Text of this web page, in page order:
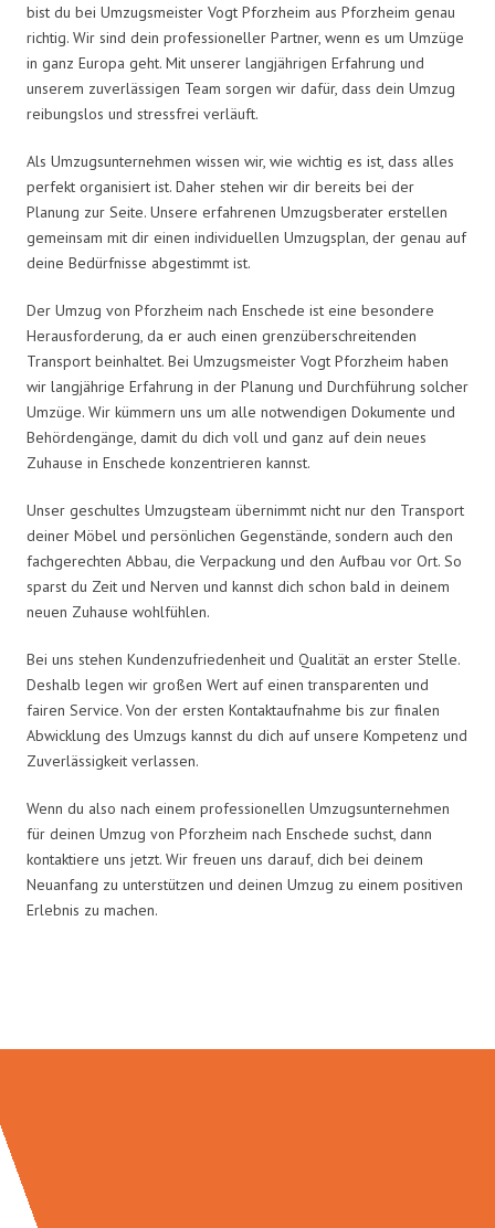
bist du bei Umzugsmeister Vogt Pforzheim aus Pforzheim genau
richtig. Wir sind dein professioneller Partner, wenn es um Umzüge
in ganz Europa geht. Mit unserer langjährigen Erfahrung und
unserem zuverlässigen Team sorgen wir dafür, dass dein Umzug
reibungslos und stressfrei verläuft.
Als Umzugsunternehmen wissen wir, wie wichtig es ist, dass alles
perfekt organisiert ist. Daher stehen wir dir bereits bei der
Planung zur Seite. Unsere erfahrenen Umzugsberater erstellen
gemeinsam mit dir einen individuellen Umzugsplan, der genau auf
deine Bedürfnisse abgestimmt ist.
Der Umzug von Pforzheim nach Enschede ist eine besondere
Herausforderung, da er auch einen grenzüberschreitenden
Transport beinhaltet. Bei Umzugsmeister Vogt Pforzheim haben
wir langjährige Erfahrung in der Planung und Durchführung solcher
Umzüge. Wir kümmern uns um alle notwendigen Dokumente und
Behördengänge, damit du dich voll und ganz auf dein neues
Zuhause in Enschede konzentrieren kannst.
Unser geschultes Umzugsteam übernimmt nicht nur den Transport
deiner Möbel und persönlichen Gegenstände, sondern auch den
fachgerechten Abbau, die Verpackung und den Aufbau vor Ort. So
sparst du Zeit und Nerven und kannst dich schon bald in deinem
neuen Zuhause wohlfühlen.
Bei uns stehen Kundenzufriedenheit und Qualität an erster Stelle.
Deshalb legen wir großen Wert auf einen transparenten und
fairen Service. Von der ersten Kontaktaufnahme bis zur finalen
Abwicklung des Umzugs kannst du dich auf unsere Kompetenz und
Zuverlässigkeit verlassen.
Wenn du also nach einem professionellen Umzugsunternehmen
für deinen Umzug von Pforzheim nach Enschede suchst, dann
kontaktiere uns jetzt. Wir freuen uns darauf, dich bei deinem
Neuanfang zu unterstützen und deinen Umzug zu einem positiven
Erlebnis zu machen.